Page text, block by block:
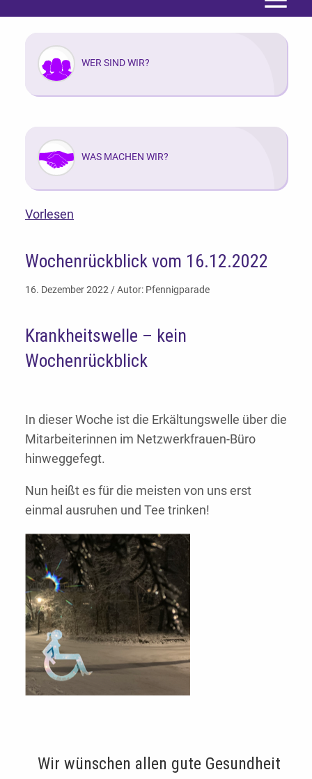
Menü
WER SIND WIR?
WAS MACHEN WIR?
Vorlesen
Wochenrückblick vom 16.12.2022
16. Dezember 2022 / Autor: Pfennigparade
Krankheitswelle – kein
Wochenrückblick
In dieser Woche ist die Erkältungswelle über die
Mitarbeiterinnen im Netzwerkfrauen-Büro
hinweggefegt.
Nun heißt es für die meisten von uns erst
einmal ausruhen und Tee trinken!
Wir wünschen allen gute Gesundheit